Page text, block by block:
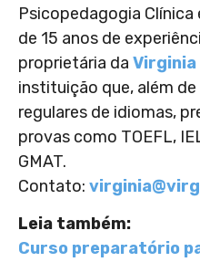
Psicopedagogia
de 15 anos de
proprietária da Virginia
instituição que, além
regulares de idiomas,
provas como TOEFL,
GMAT.
Contato:
Leia também:
Curso preparatório